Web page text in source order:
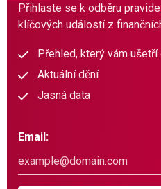
Přihlaste se k odběru
klíčových událostí z
Přehled, který vám ušetří
Aktuální dění
Jasná data
Email: